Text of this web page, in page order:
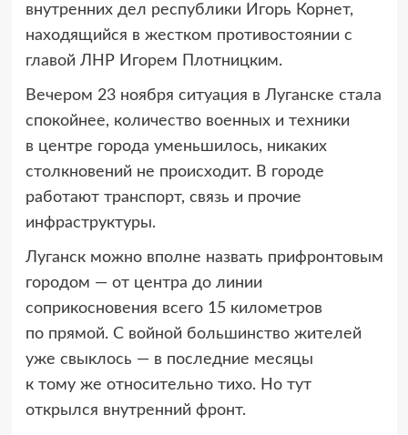
внутренних дел республики Игорь Корнет,
находящийся в жестком противостоянии с
главой ЛНР Игорем Плотницким.
Вечером 23 ноября ситуация в Луганске стала
спокойнее, количество военных и техники
в центре города уменьшилось, никаких
столкновений не происходит. В городе
работают транспорт, связь и прочие
инфраструктуры.
Луганск можно вполне назвать прифронтовым
городом — от центра до линии
соприкосновения всего 15 километров
по прямой. С войной большинство жителей
уже свыклось — в последние месяцы
к тому же относительно тихо. Но тут
открылся внутренний фронт.